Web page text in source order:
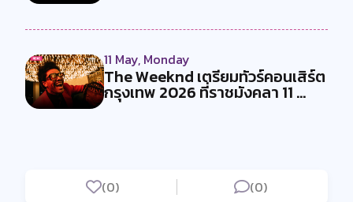
11 May, Monday
The Weeknd เตรียมทัวร์คอนเสิร์ต
กรุงเทพ 2026 ที่ราชมังคลา 11 ...
(0) (0)